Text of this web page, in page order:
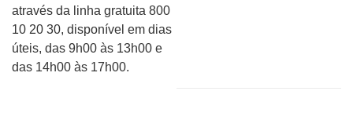
através da linha gratuita 800
10 20 30, disponível em dias
úteis, das 9h00 às 13h00 e
das 14h00 às 17h00.